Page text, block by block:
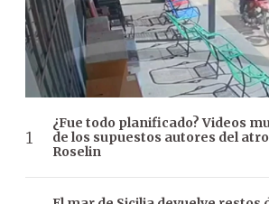
¿Fue todo planificado? Videos
de los supuestos autores del
Roselin